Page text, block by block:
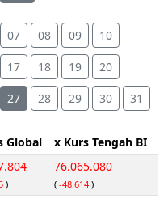
07 08 09 10
17 18 19 20
27 28 29 30 31
Global
x Kurs Tengah BI
)
76.065.080
( -48.614 )